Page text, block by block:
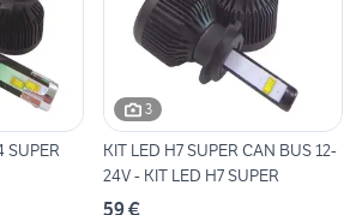
SUPER
3
KIT LED H7 SUPER CAN BUS 12-
24V - KIT LED H7 SUPER
59 €